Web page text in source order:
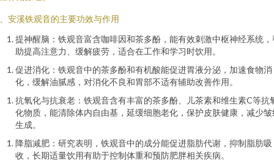
安溪铁观音的主要功效与作用
提神醒脑：铁观音富含咖啡因和茶多酚，能有效刺激中枢神经系统，
助提高注意力、缓解疲劳，适合在工作和学习时饮用。
促进消化：铁观音中的茶多酚和有机酸能促进胃液分泌，加速食物消
化，缓解油腻感，对消化不良和胃部不适有辅助改善作用。
抗氧化与抗衰老：铁观音含有丰富的茶多酚、儿茶素和维生素C等抗
化物质，能清除体内自由基，延缓细胞老化，保护皮肤健康，减少皱
生成。
降脂减肥：研究表明，铁观音中的成分能促进脂肪代谢，抑制脂肪吸
收，长期适量饮用有助于控制体重和预防肥胖相关疾病。